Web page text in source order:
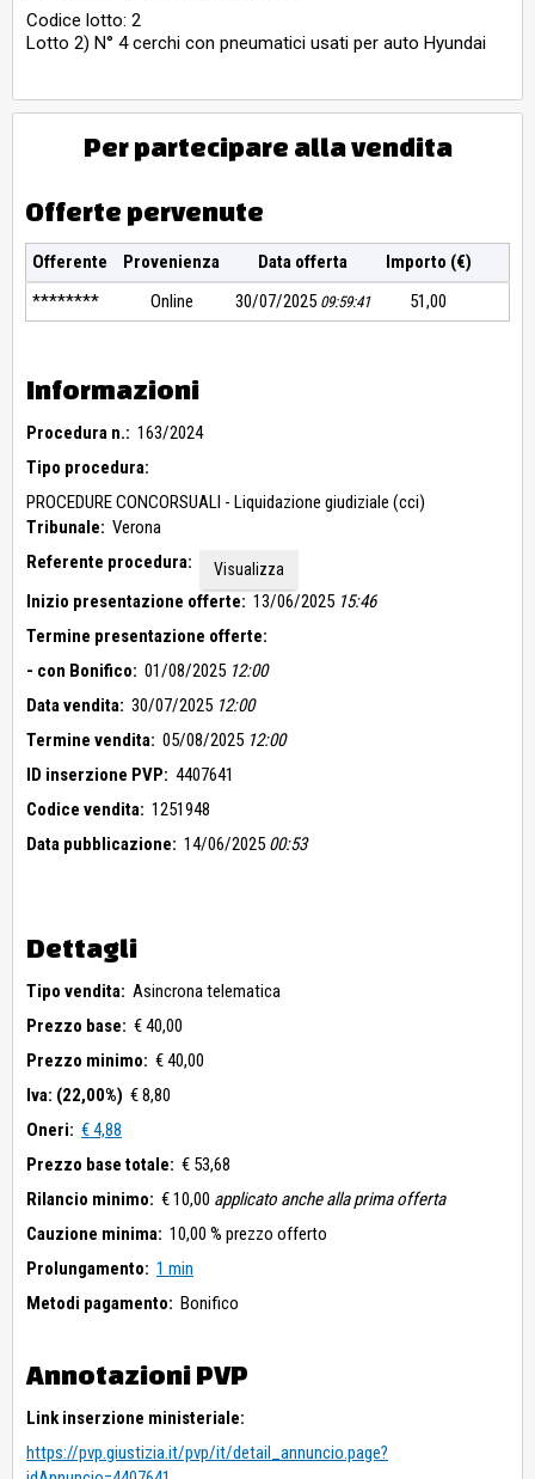
Codice lotto: 2
Lotto 2) N° 4 cerchi con pneumatici usati per auto Hyundai
Per partecipare alla vendita
Offerte pervenute
Offerente Provenienza Data offerta
Importo (€)
********
Online 30/07/2025 09:59:41 51,00
Informazioni
Procedura n.: 163/2024
Tipo procedura:
PROCEDURE CONCORSUALI - Liquidazione giudiziale (cci)
Tribunale: Verona
Referente procedura:
Visualizza
Inizio presentazione offerte: 13/06/2025 15:46
Termine presentazione offerte:
- con Bonifico: 01/08/2025 12:00
Data vendita: 30/07/2025 12:00
Termine vendita: 05/08/2025 12:00
ID inserzione PVP: 4407641
Codice vendita: 1251948
Data pubblicazione: 14/06/2025 00:53
Dettagli
Tipo vendita: Asincrona telematica
Prezzo base: € 40,00
Prezzo minimo: € 40,00
Iva: (22,00%) € 8,80
Oneri: € 4,88
Prezzo base totale: € 53,68
Rilancio minimo: € 10,00 applicato anche alla prima offerta
Cauzione minima: 10,00 % prezzo offerto
Prolungamento: 1 min
Metodi pagamento: Bonifico
Annotazioni PVP
Link inserzione ministeriale:
https://pvp.giustizia.it/pvp/it/detail_annuncio.page?